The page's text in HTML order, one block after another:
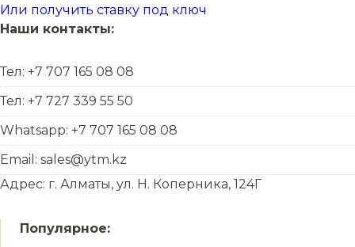
Или получить ставку под ключ
Наши контакты:
Тел: +7 707 165 08 08
Тел: +7 727 339 55 50
Whatsapp: +7 707 165 08 08
Email: sales@ytm.kz
Адрес: г. Алматы, ул. Н. Коперника, 124Г
Популярное: